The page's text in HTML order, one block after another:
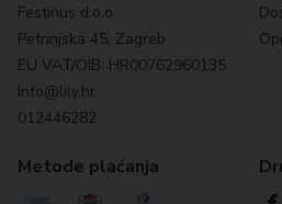
Festinus d.o.o.
Petrinjska 45, Zagreb
EU VAT/OIB: HR00762960135
Info@lily.hr
012446282
Metode plaćanja